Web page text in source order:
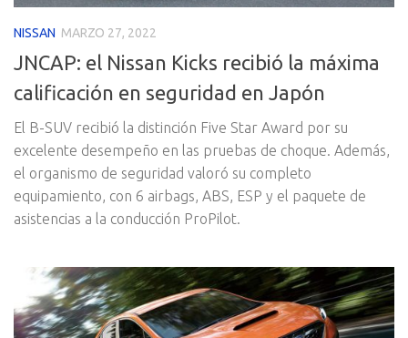
NISSAN MARZO 27, 2022
JNCAP: el Nissan Kicks recibió la máxima
calificación en seguridad en Japón
El B-SUV recibió la distinción Five Star Award por su
excelente desempeño en las pruebas de choque. Además,
el organismo de seguridad valoró su completo
equipamiento, con 6 airbags, ABS, ESP y el paquete de
asistencias a la conducción ProPilot.